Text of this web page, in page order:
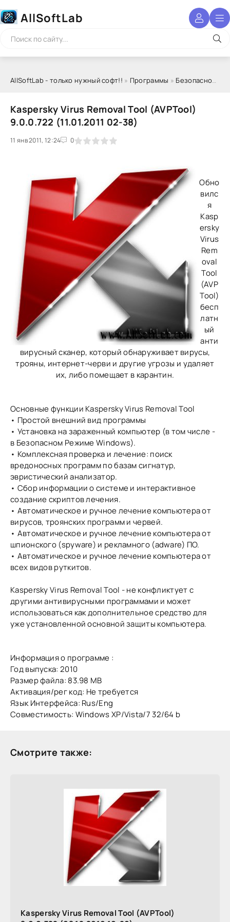
AllSoftLab
AllSoftLab - только нужный софт!! » Программы » Безопасность
Kaspersky Virus Removal Tool (AVPTool)
9.0.0.722 (11.01.2011 02-38)
11 янв 2011, 12:24 0
1 2 3 4 5
Обно
вилс
я
Kasp
ersky
Virus
Rem
oval
Tool
(AVP
Tool)
бесп
латн
ый
анти
вирусный сканер, который обнаруживает вирусы,
трояны, интернет-черви и другие угрозы и удаляет
их, либо помещает в карантин.
Основные функции Kaspersky Virus Removal Tool
• Простой внешний вид программы
• Установка на зараженный компьютер (в том числе -
в Безопасном Режиме Windows).
• Комплексная проверка и лечение: поиск
вредоносных программ по базам сигнатур,
эвристический анализатор.
• Сбор информации о системе и интерактивное
создание скриптов лечения.
• Автоматическое и ручное лечение компьютера от
вирусов, троянских программ и червей.
• Автоматическое и ручное лечение компьютера от
шпионского (spyware) и рекламного (adware) ПО.
• Автоматическое и ручное лечение компьютера от
всех видов руткитов.
Kaspersky Virus Removal Tool - не конфликтует с
другими антивирусными программами и может
использоваться как дополнительное средство для
уже установленной основной защиты компьютера.
Информация о программе :
Год выпуска: 2010
Размер файла: 83.98 MB
Активация/рег код: Не требуется
Язык Интерфейса: Rus/Eng
Совместимость: Windows XP/Vista/7 32/64 b
Смотрите также:
Kaspersky Virus Removal Tool (AVPTool)